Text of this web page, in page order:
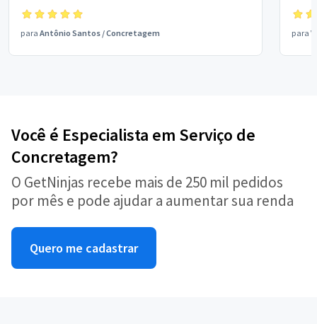
para Antônio Santos /Concretagem para
Você é Especialista em Serviço de
Concretagem?
O GetNinjas recebe mais de 250 mil pedidos
por mês e pode ajudar a aumentar sua renda
Quero me cadastrar